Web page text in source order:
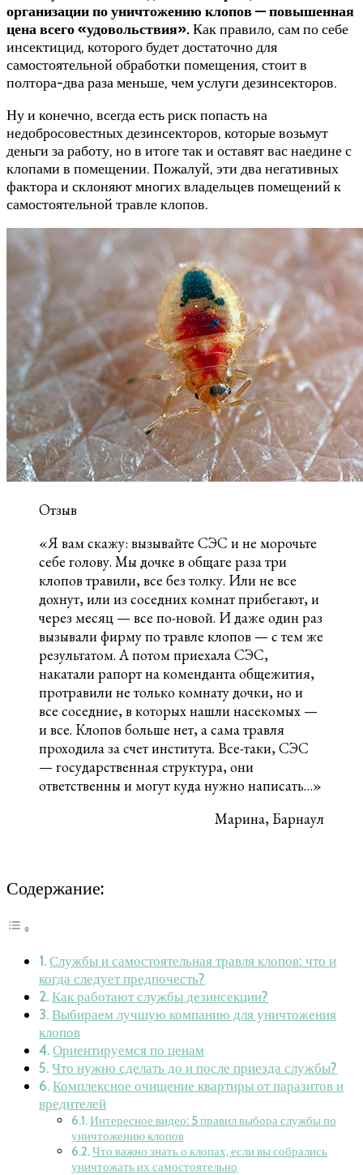
организации по уничтожению клопов — повышенная
цена всего «удовольствия».Как правило, сам по себе
инсектицид, которого будет достаточно для
самостоятельной обработки помещения, стоит в
полтора-два раза меньше, чем услуги дезинсекторов.
Ну и конечно, всегда есть риск попасть на
недобросовестных дезинсекторов, которые возьмут
деньги за работу, но в итоге так и оставят вас наедине с
клопами в помещении. Пожалуй, эти два негативных
фактора и склоняют многих владельцев помещений к
самостоятельной травле клопов.
Отзыв
«Я вам скажу: вызывайте СЭС и не морочьте
себе голову. Мы дочке в общаге раза три
клопов травили, все без толку. Или не все
дохнут, или из соседних комнат прибегают, и
через месяц — все по-новой. И даже один раз
вызывали фирму по травле клопов — с тем же
результатом. А потом приехала СЭС,
накатали рапорт на коменданта общежития,
протравили не только комнату дочки, но и
все соседние, в которых нашли насекомых —
и все. Клопов больше нет, а сама травля
проходила за счет института. Все-таки, СЭС
— государственная структура, они
ответственны и могут куда нужно написать…»
Марина, Барнаул
Содержание:
Службы и самостоятельная травля клопов: что и
когда следует предпочесть?
Как работают службы дезинсекции?
Выбираем лучшую компанию для уничтожения
клопов
Ориентируемся по ценам
Что нужно сделать до и после приезда службы?
Комплексное очищение квартиры от паразитов и
вредителей
Интересное видео: 5 правил выбора службы по
уничтожению клопов
Что важно знать о клопах, если вы собрались
уничтожать их самостоятельно